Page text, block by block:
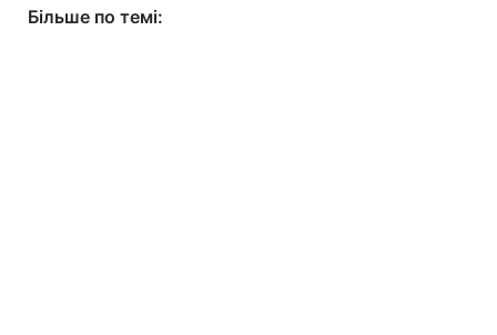
Більше по темі: